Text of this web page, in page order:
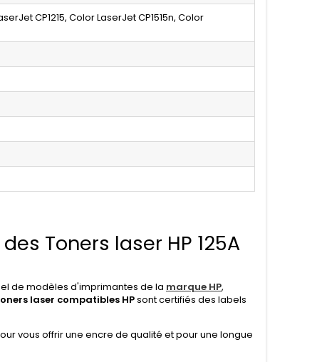
CP1215, Color LaserJet CP1515n, Color
Toners laser HP 125A
de modèles d'imprimantes de la marque HP,
laser compatibles HPsont certifiés des labels
vous offrir une encre de qualité et pour une longue